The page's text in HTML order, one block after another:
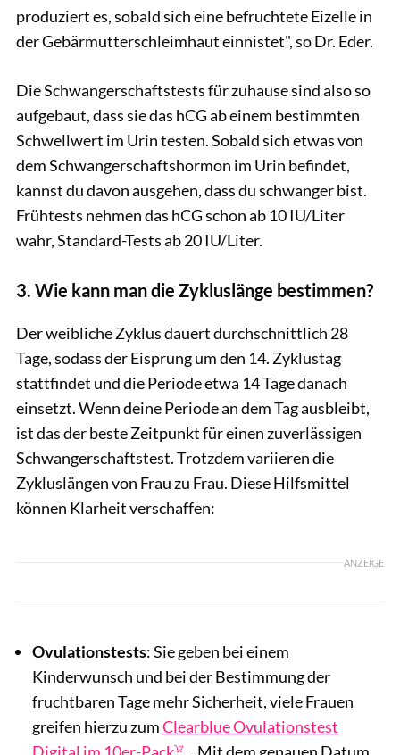
produziert es, sobald sich eine befruchtete Eizelle in
der Gebärmutterschleimhaut einnistet", so Dr. Eder.
Die Schwangerschaftstests für zuhause sind also so
aufgebaut, dass sie das hCG ab einem bestimmten
Schwellwert im Urin testen. Sobald sich etwas von
dem Schwangerschaftshormon im Urin befindet,
kannst du davon ausgehen, dass du schwanger bist.
Frühtests nehmen das hCG schon ab 10 IU/Liter
wahr, Standard-Tests ab 20 IU/Liter.
3. Wie kann man die Zykluslänge bestimmen?
Der weibliche Zyklus dauert durchschnittlich 28
Tage, sodass der Eisprung um den 14. Zyklustag
stattfindet und die Periode etwa 14 Tage danach
einsetzt. Wenn deine Periode an dem Tag ausbleibt,
ist das der beste Zeitpunkt für einen zuverlässigen
Schwangerschaftstest. Trotzdem variieren die
Zykluslängen von Frau zu Frau. Diese Hilfsmittel
können Klarheit verschaffen:
ANZEIGE
Ovulationstests: Sie geben bei einem
Kinderwunsch und bei der Bestimmung der
fruchtbaren Tage mehr Sicherheit, viele Frauen
greifen hierzu zumClearblue Ovulationstest